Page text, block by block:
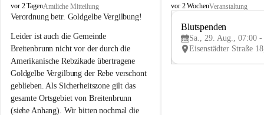
B
r
i
t
e
n
b
r
u
n
vor 2 TagenAmtliche Mitteilung
Verordnung betr. Goldgelbe Vergilbung!
Leider ist auch die Gemeinde
Breitenbrunn nicht vor der durch die
Amerikanische Rebzikade übertragene
Goldgelbe Vergilbung der Rebe verschont
geblieben. Als Sicherheitszone gilt das
gesamte Ortsgebiet von Breitenbrunn
(siehe Anhang). Wir bitten nochmal die
B
e
vor 2 WochenVeranstaltung
Blutspenden
Sa., 29. Aug., 07:00 -